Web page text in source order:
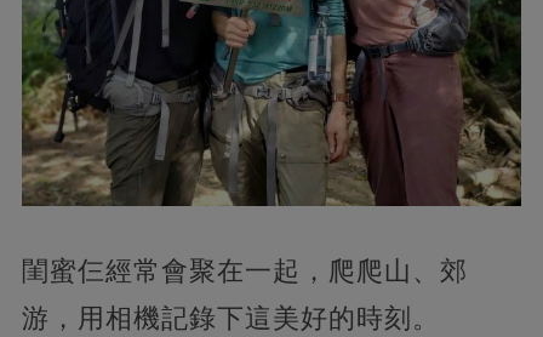
閨蜜仨經常會聚在一起，爬爬山、郊
游，用相機記錄下這美好的時刻。